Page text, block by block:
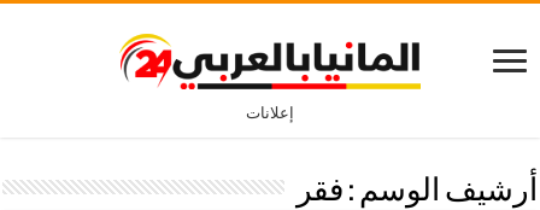
إعلانات
أرشيف الوسم : فقر